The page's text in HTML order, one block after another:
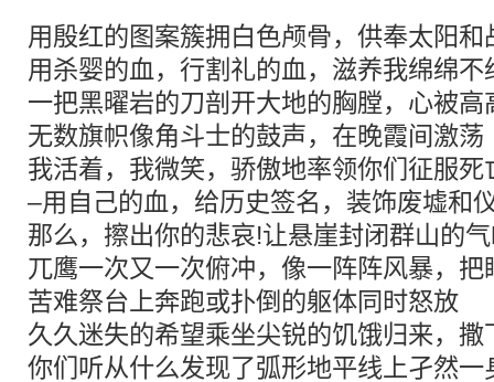
用殷红的图案簇拥白色颅骨，供奉太阳和
用杀婴的血，行割礼的血，滋养我绵绵不
一把黑曜岩的刀剖开大地的胸膛，心被高
无数旗帜像角斗士的鼓声，在晚霞间激荡
我活着，我微笑，骄傲地率领你们征服死
–用自己的血，给历史签名，装饰废墟和
那么，擦出你的悲哀!让悬崖封闭群山的
兀鹰一次又一次俯冲，像一阵阵风暴，把
苦难祭台上奔跑或扑倒的躯体同时怒放
久久迷失的希望乘坐尖锐的饥饿归来，撒
你们听从什么发现了弧形地平线上孑然一